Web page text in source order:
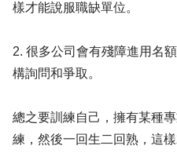
樣才能說服職缺單位。
2. 很多公司會有殘障進用名
構詢問和爭取。
總之要訓練自己，擁有某種
練，然後一回生二回熟，這